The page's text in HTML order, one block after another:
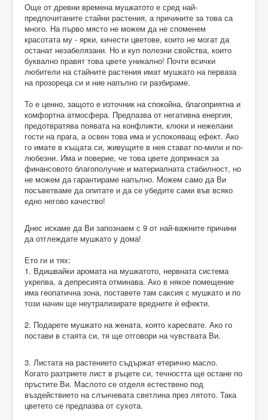
Още от древни времена мушкатото е сред най-
предпочитаните стайни растения, а причините за това са
много. На първо място не можем да не споменем
красотата му - ярки, кичести цветове, които не могат да
останат незабелязани. Но и куп полезни свойства, които
буквално правят това цвете уникално! Почти всички
любители на стайните растения имат мушкато на перваза
на прозореца си и ние напълно ги разбираме.
То е ценно, защото е източник на спокойна, благоприятна и
комфортна атмосфера. Предпазва от негативна енергия,
предотвратява появата на конфликти, клюки и нежелани
гости на прага, а освен това има и успокояващ ефект. Ако
го имате в къщата си, живущите в нея стават по-мили и по-
любезни. Има и поверие, че това цвете допринася за
финансовото благополучие и материалната стабилност, но
не можем да гарантираме напълно. Можем само да Ви
посъветваме да опитате и да се убедите сами във всяко
едно негово качество!
Днес искаме да Ви запознаем с 9 от най-важните причини
да отглеждате мушкато у дома!
Ето ги и тях:
1. Вдишвайки аромата на мушкатото, нервната система
укрепва, а депресията отминава. Ако в някое помещение
има геопатична зона, поставете там саксия с мушкато и по
този начин ще неутрализирате вредните ѝ ефекти.
2. Подарете мушкато на жената, която харесвате. Ако го
постави в стаята си, тя ще отговори на чувствата Ви.
3. Листата на растението съдържат етерично масло.
Когато разтриете лист в ръцете си, течността ще остане по
пръстите Ви. Маслото се отделя естествено под
въздействието на слънчевата светлина през лятото. Така
цветето се предпазва от сухота.